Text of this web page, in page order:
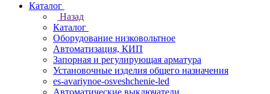
Каталог
Назад
Каталог
Оборудование низковольтное
Автоматизация, КИП
Запорная и регулирующая арматура
Установочные изделия общего назначения
es-avariynoe-osveshchenie-led
Автоматические выключатели